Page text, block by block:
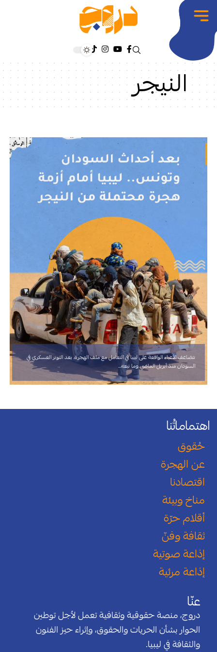
النيجر
تتضاعف الأعباء الواقعة على ليبيا في التعامل مع ملف الهجرة، بعد التوتر العسكري في
السودان منذ أبريل الماضي وما تبعه…
اهتماماتُنا
حُقوق
عن الهجرة
اقتصادنا
مناخ وبيئة
أقلام حرّة
ثقافة وفنّ
إذاعة صوتية
إذاعة مرئية
عنّا
دروج، منصة حقوقية وثقافية تعمل لأجل توطين
الحوار بشأن الحريات والحقوق، وإثراء حيز الفنون
والثقافة في ليبيا.